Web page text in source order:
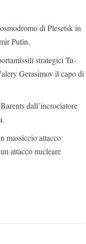
di Plesetsk in
Putin.
strategici Tu-
Gerasimov il capo di
dall’incrociatore
massiccio attacco
attacco nucleare